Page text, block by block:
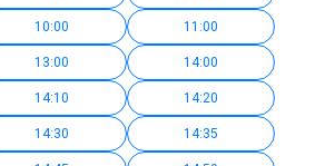
10:00 11:00
13:00 14:00
14:10 14:20
14:30 14:35